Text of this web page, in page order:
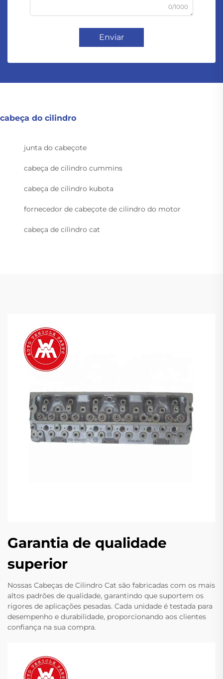
0/1000
Enviar
cabeça do cilindro
junta do cabeçote
cabeça de cilindro cummins
cabeça de cilindro kubota
fornecedor de cabeçote de cilindro do motor
cabeça de cilindro cat
Garantia de qualidade
superior
Nossas Cabeças de Cilindro Cat são fabricadas com os mais
altos padrões de qualidade, garantindo que suportem os
rigores de aplicações pesadas. Cada unidade é testada para
desempenho e durabilidade, proporcionando aos clientes
confiança na sua compra.